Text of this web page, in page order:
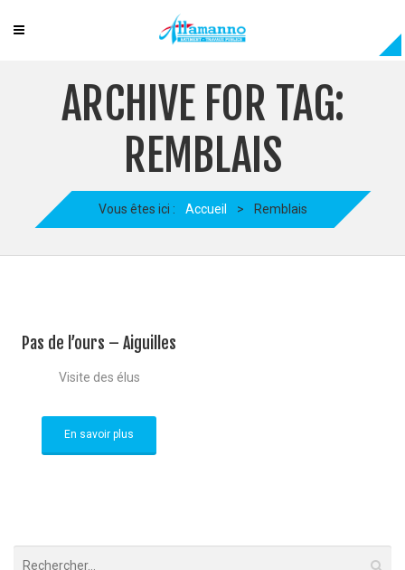
ARCHIVE FOR TAG:
REMBLAIS
Vous êtes ici : Accueil > Remblais
Pas de l’ours – Aiguilles
Visite des élus
En savoir plus